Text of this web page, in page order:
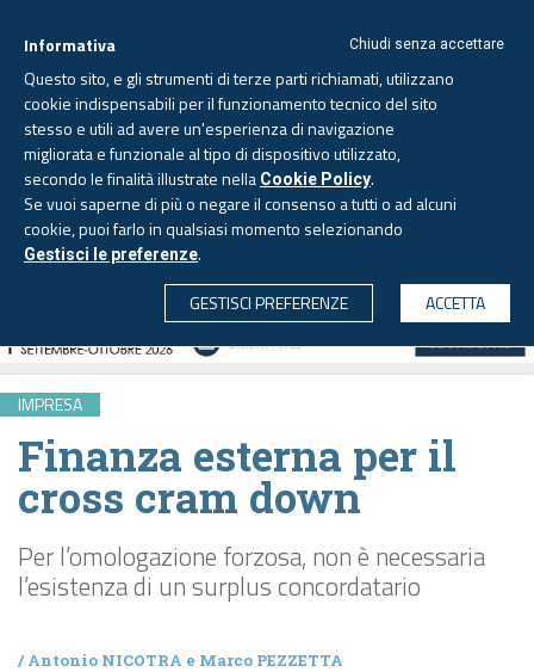
CERCA
Sabato, 8 agosto 2026 - Aggiornato alle 6.00
IMPRESA
Finanza esterna per il
cross cram down
Per l’omologazione forzosa, non è necessaria
l’esistenza di un surplus concordatario
/Antonio NICOTRA e Marco PEZZETTA
Chiudi senza accettare
Informativa
Questo sito, e gli strumenti di terze parti richiamati, utilizzano
cookie indispensabili per il funzionamento tecnico del sito
stesso e utili ad avere un'esperienza di navigazione
migliorata e funzionale al tipo di dispositivo utilizzato,
secondo le finalità illustrate nella Cookie Policy.
Se vuoi saperne di più o negare il consenso a tutti o ad alcuni
cookie, puoi farlo in qualsiasi momento selezionando
Gestisci le preferenze.
GESTISCI PREFERENZE
ACCETTA